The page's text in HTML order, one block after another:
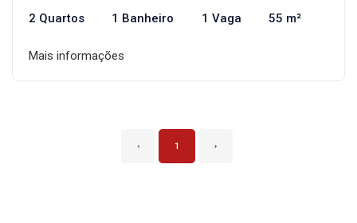
2 Quartos 1 Banheiro 1 Vaga 55 m²
Mais informações
‹ 1 ›